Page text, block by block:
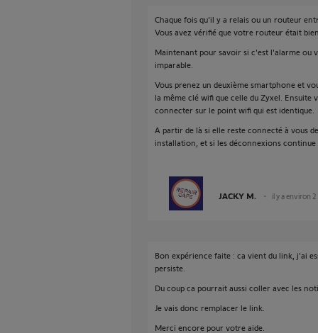
Chaque fois qu'il y a relais ou un routeur
Vous avez vérifié que votre routeur était
Maintenant pour savoir si c'est l'alarme ou
imparable.
Vous prenez un deuxième smartphone et
la même clé wifi que celle du Zyxel. Ensuite
connecter sur le point wifi qui est identique.
A partir de là si elle reste connecté à vous
installation, et si les déconnexions continue
JACKY M. il y a environ 2
Bon expérience faite : ca vient du link, j'ai
persiste.
Du coup ca pourrait aussi coller avec les
Je vais donc remplacer le link.
Merci encore pour votre aide.